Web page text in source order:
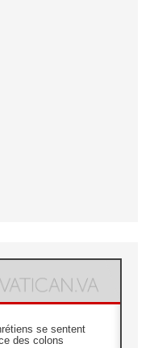
se sentent
des colons